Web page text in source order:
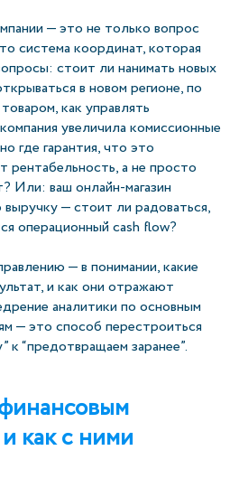
— это не только вопрос
система координат, которая
стоит ли нанимать новых
в новом регионе, по
как управлять
увеличила комиссионные
где гарантия, что это
рентабельность, а не просто
Или: ваш онлайн-магазин
— стоит ли радоваться,
операционный cash flow?
— в понимании, какие
и как они отражают
аналитики по основным
— это способ перестроиться
к “предотвращаем заранее”.
как с ними